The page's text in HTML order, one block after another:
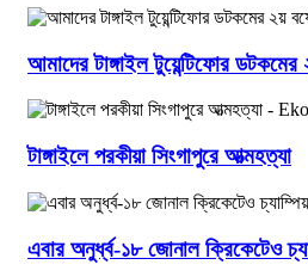
আমাদের টাঙ্গাইল টুয়েন্টিফোর ডটকমের
টাঙ্গাইলে পরকীয়া সিংগাপুরে আত্মহত্যা
এবার অনুর্ধ্ব-১৮ জোনাল ক্রিকেটেও